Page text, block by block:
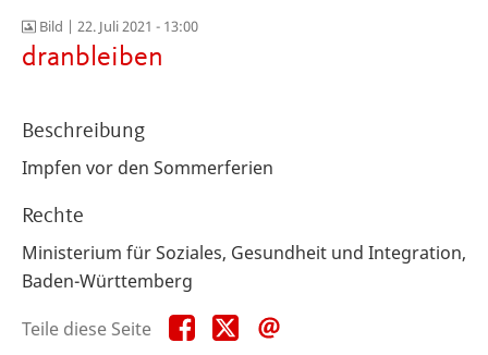
Bild | 22. Juli 2021 - 13:00
dranbleiben
Beschreibung
Impfen vor den Sommerferien
Rechte
Ministerium für Soziales, Gesundheit und Integration,
Baden-Württemberg
Teile diese Seite
Teile
diese
Teile
diese